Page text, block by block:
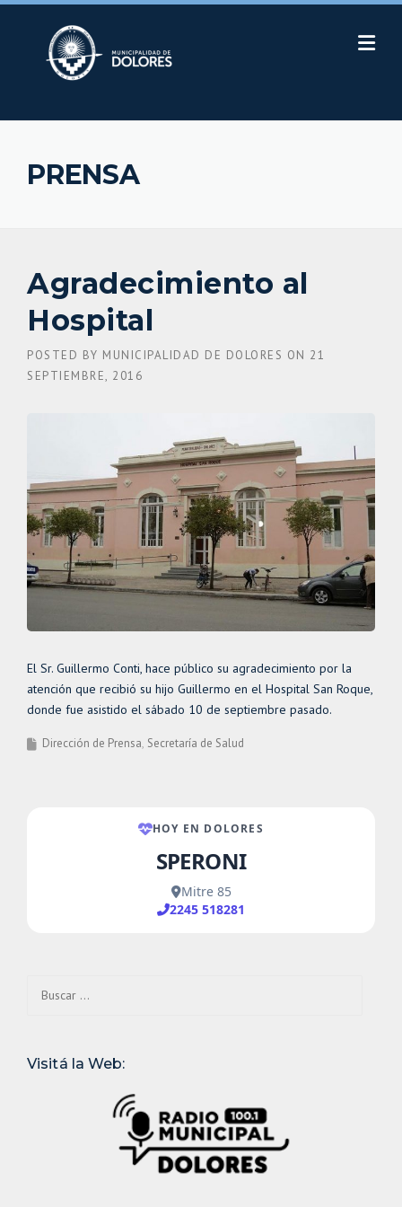
Skip
PRENSA
Agradecimiento al
Hospital
POSTED BY MUNICIPALIDAD DE DOLORES ON 21
SEPTIEMBRE, 2016
El Sr. Guillermo Conti, hace público su agradecimiento por la
atención que recibió su hijo Guillermo en el Hospital San Roque,
donde fue asistido el sábado 10 de septiembre pasado.
Dirección de Prensa Secretaría de Salud
Visitá la Web: